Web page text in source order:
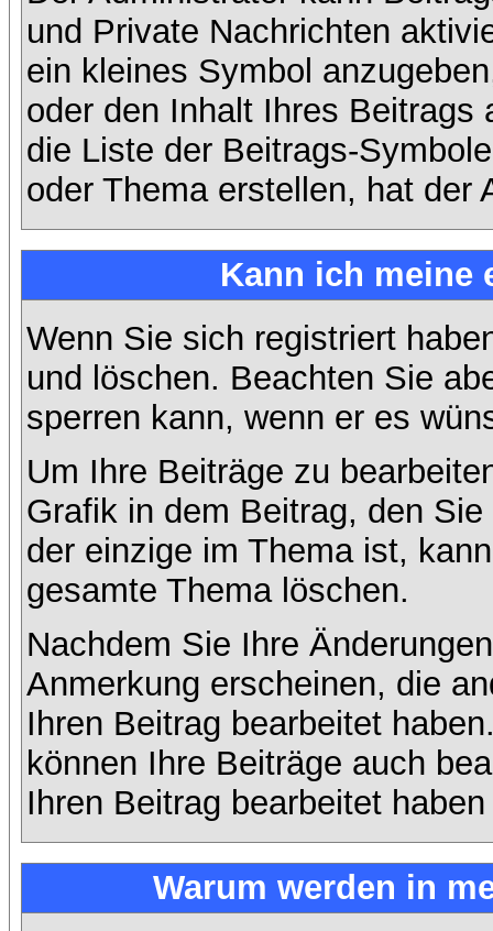
und Private Nachrichten
ein kleines Symbol
oder den Inhalt Ihres
die Liste der Beitrags-
oder Thema erstellen, hat der
Kann ich meine
Wenn Sie sich registriert
und löschen. Beachten Sie
sperren kann, wenn er es
Um Ihre Beiträge zu
Grafik in dem Beitrag, den
der einzige im Thema ist,
gesamte Thema löschen.
Nachdem Sie Ihre
Anmerkung erscheinen, die
Ihren Beitrag bearbeitet
können Ihre Beiträge auch
Ihren Beitrag bearbeitet
Warum werden in